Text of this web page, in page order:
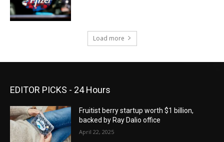
Load more
EDITOR PICKS - 24 Hours
Fruitist berry startup worth $1 billion,
backed by Ray Dalio office
April 22, 2025